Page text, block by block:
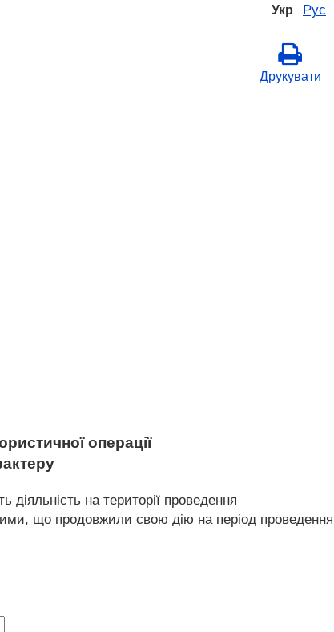
Укр Рус
Друкувати
операції
діяльність на території проведення
що продовжили свою дію на період проведення